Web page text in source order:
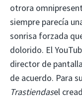
otrora
siempre parecía
sonrisa forzada
dolorido. El
director de
de acuerdo. Para
Trastiendasel